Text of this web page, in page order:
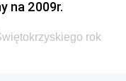
na 2009r.
rok